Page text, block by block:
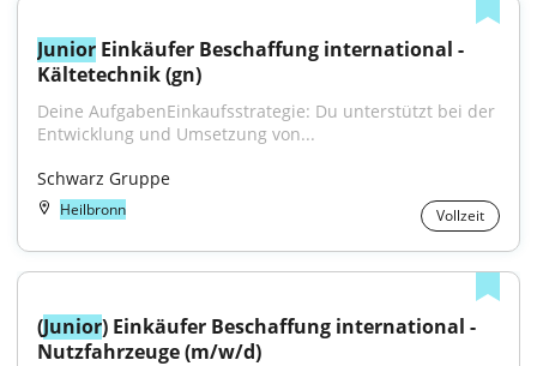
Junior Einkäufer Beschaffung international -
Kältetechnik (gn)
Deine AufgabenEinkaufsstrategie: Du unterstützt bei der
Entwicklung und Umsetzung von...
Schwarz Gruppe
Heilbronn Vollzeit
(Junior) Einkäufer Beschaffung international -
Nutzfahrzeuge (m/w/d)